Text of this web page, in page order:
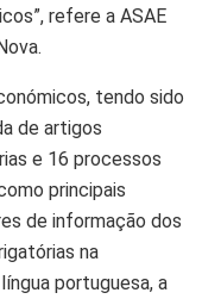
refere a ASAE
tendo sido
de artigos
e 16 processos
principais
de informação dos
na
portuguesa, a